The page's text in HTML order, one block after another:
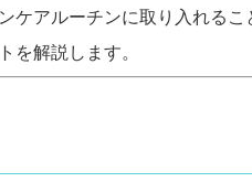
ケアルーチンに取り入れる
を解説します。